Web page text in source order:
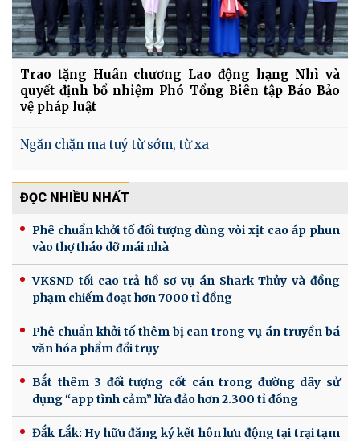
Trao tặng Huân chương Lao động hạng Nhì và
quyết định bổ nhiệm Phó Tổng Biên tập Báo Bảo
vệ pháp luật
Ngăn chặn ma tuý từ sớm, từ xa
ĐỌC NHIỀU NHẤT
Phê chuẩn khởi tố đối tượng dùng vòi xịt cao áp phun
vào thợ tháo dỡ mái nhà
VKSND tối cao trả hồ sơ vụ án Shark Thủy và đồng
phạm chiếm đoạt hơn 7000 tỉ đồng
Phê chuẩn khởi tố thêm bị can trong vụ án truyền bá
văn hóa phẩm đồi trụy
Bắt thêm 3 đối tượng cốt cán trong đường dây sử
dụng “app tình cảm” lừa đảo hơn 2.300 tỉ đồng
Đắk Lắk: Hy hữu đăng ký kết hôn lưu động tại trại tạm